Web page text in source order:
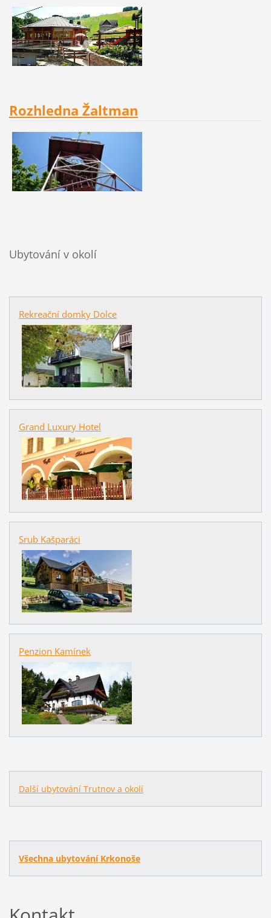
Rozhledna Žaltman
Ubytování v okolí
Rekreační domky Dolce
Grand Luxury Hotel
Srub Kašparáci
Penzion Kamínek
Další ubytování Trutnov a okolí
Všechna ubytování Krkonoše